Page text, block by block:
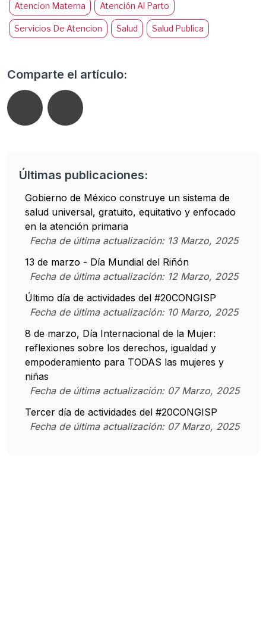
Atencion Materna Atención Al Parto
Servicios De Atencion Salud Salud Publica
Comparte el artículo:
Últimas publicaciones:
Gobierno de México construye un sistema de
salud universal, gratuito, equitativo y enfocado
en la atención primaria
Fecha de última actualización: 13 Marzo, 2025
13 de marzo - Día Mundial del Riñón
Fecha de última actualización: 12 Marzo, 2025
Último día de actividades del #20CONGISP
Fecha de última actualización: 10 Marzo, 2025
8 de marzo, Día Internacional de la Mujer:
reflexiones sobre los derechos, igualdad y
empoderamiento para TODAS las mujeres y
niñas
Fecha de última actualización: 07 Marzo, 2025
Tercer día de actividades del #20CONGISP
Fecha de última actualización: 07 Marzo, 2025